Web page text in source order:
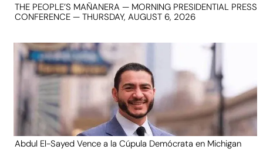
THE PEOPLE’S MAÑANERA — MORNING PRESIDENTIAL PRESS
CONFERENCE — THURSDAY, AUGUST 6, 2026
Abdul El-Sayed Vence a la Cúpula Demócrata en Michigan